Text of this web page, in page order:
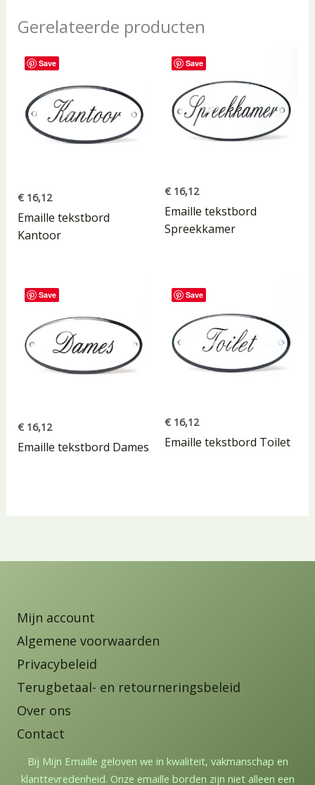
Gerelateerde producten
Save
€16,12
Emaille tekstbord
Kantoor
Save
€ 16,12
Emaille tekstbord
Spreekkamer
Save
€16,12
Emaille tekstbord Dames
Save
€ 16,12
Emaille tekstbord Toilet
Mijn account
Algemene voorwaarden
Privacybeleid
Terugbetaal- en retourneringsbeleid
Over ons
Contact
Bij Mijn Emaille geloven we in kwaliteit, vakmanschap en
klanttevredenheid. Onze emaille borden zijn niet alleen een